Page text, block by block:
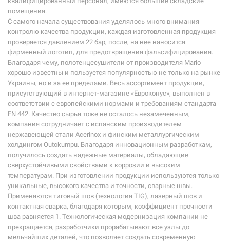
помещения.
С самого начала существования уделялось много внимания
контролю качества продукции, каждая изготовленная продукция
проверяется давлением 22 бар, после, на нее наносится
фирменный логотип, для предотвращения фальсифицирования.
Благодаря чему, полотенцесушители от производителя Mario
хорошо известны и пользуется популярностью не только на рынке
Украины, но и за ее пределами. Весь ассортимент продукции,
присутствующий в интернет-магазине «Евроконус», выполнен в
соответствии с европейскими нормами и требованиям стандарта
EN 442. Качество сырья тоже не осталось незамеченным,
компания сотрудничает с испанским производителем
нержавеющей стали Acerinox и финским металлургическим
холдингом Outokumpu. Благодаря инновационным разработкам,
получилось создать надежные материалы, обладающие
сверхустойчивыми свойствами к коррозии и высоким
температурам. При изготовлении продукции используются только
уникальные, высокого качества и точности, сварные швы.
Применяются тиговый шов (технология TIG), лазерный шов и
контактная сварка, благодаря которым, коэффициент прочности
шва равняется 1. Технологическая модернизация компании не
прекращается, разработчики прорабатывают все узлы до
мельчайших деталей, что позволяет создать современную